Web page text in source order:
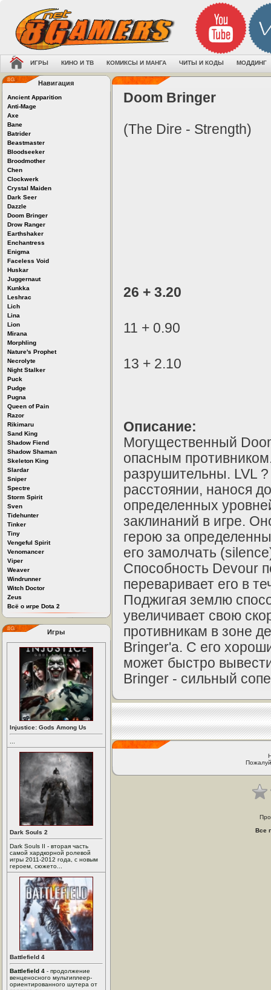
ИГРЫ КИНО И ТВ КОМИКСЫ И МАНГА ЧИТЫ И КОДЫ МОДДИНГ
Навигация
Ancient Apparition
Anti-Mage
Axe
Bane
Batrider
Beastmaster
Bloodseeker
Broodmother
Chen
Clockwerk
Crystal Maiden
Dark Seer
Dazzle
Doom Bringer
Drow Ranger
Earthshaker
Enchantress
Enigma
Faceless Void
Huskar
Juggernaut
Kunkka
Leshrac
Lich
Lina
Lion
Mirana
Morphling
Nature's Prophet
Necrolyte
Night Stalker
Puck
Pudge
Pugna
Queen of Pain
Razor
Rikimaru
Sand King
Shadow Fiend
Shadow Shaman
Skeleton King
Slardar
Sniper
Spectre
Storm Spirit
Sven
Tidehunter
Tinker
Tiny
Vengeful Spirit
Venomancer
Viper
Weaver
Windrunner
Witch Doctor
Zeus
Всё о игре Dota 2
Игры
Injustice: Gods Among Us
Dark Souls 2
Dark Souls II - вторая часть
самой хардкорной ролевой
игры 2011-2012 года, с новым
героем, сюжето...
Battlefield 4
Battlefield 4 - продолжение
венценосного мультиплеер-
ориентированного шутера от
Doom Bringer
(The Dire - Strength)
26 + 3.20
11 + 0.90
13 + 2.10
Описание:
Могущественный
опасным
разрушительны. LVL ?
расстоянии, нанося
определенных
заклинаний в игре.
герою за
его замолчать
Способность Devour
переваривает его в
Поджигая землю
увеличивает свою
противникам в зоне
Bringer'a. С его
может быстро
Bringer - сильный
Все